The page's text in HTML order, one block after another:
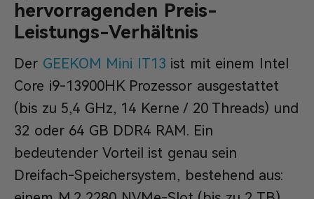
hervorragenden Preis-
Leistungs-Verhältnis
Der GEEKOM Mini IT13 ist mit einem Intel
Core i9-13900HK Prozessor ausgestattet
(bis zu 5,4 GHz, 14 Kerne / 20 Threads) und
32 oder 64 GB DDR4 RAM. Ein
bedeutender Vorteil ist genau sein
Dreifach-Speichersystem, bestehend aus: